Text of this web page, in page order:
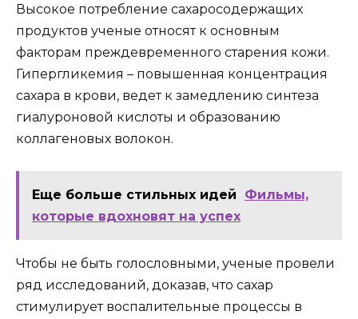
Высокое потребление сахаросодержащих
продуктов ученые относят к основным
факторам преждевременного старения кожи.
Гипергликемия – повышенная концентрация
сахара в крови, ведет к замедлению синтеза
гиалуроновой кислоты и образованию
коллагеновых волокон.
Еще больше стильных идей
Фильмы,
которые вдохновят на успех
Чтобы не быть голословными, ученые провели
ряд исследований, доказав, что сахар
стимулирует воспалительные процессы в